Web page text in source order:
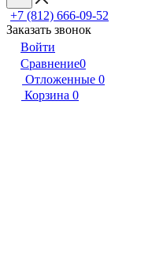
+7 (812) 666-09-52
Заказать звонок
Войти
Сравнение0
Отложенные 0
Корзина 0